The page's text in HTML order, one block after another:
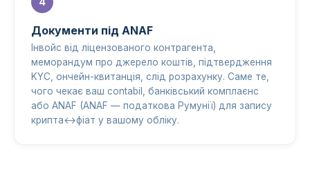
Документи під ANAF
Інвойс від ліцензованого контрагента,
меморандум про джерело коштів, підтвердження
KYC, ончейн-квитанція, слід розрахунку. Саме те,
чого чекає ваш contabil, банківський комплаєнс
або ANAF (ANAF — податкова Румунії) для запису
крипта↔фіат у вашому обліку.